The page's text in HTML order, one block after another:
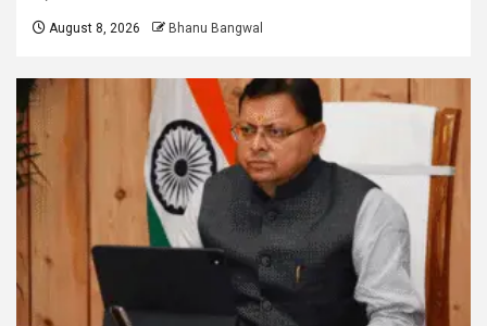
August 8, 2026 Bhanu Bangwal